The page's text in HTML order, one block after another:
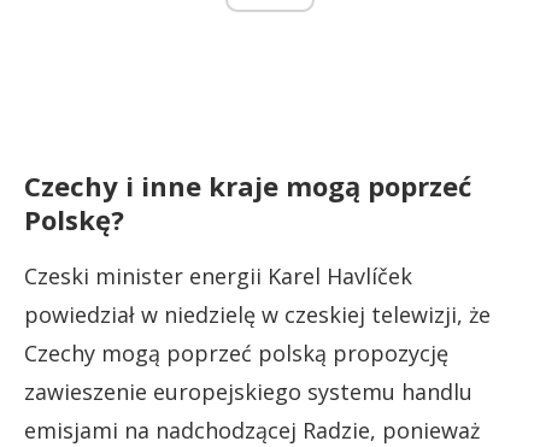
Czechy i inne kraje mogą poprzeć
Polskę?
Czeski minister energii Karel Havlíček
powiedział w niedzielę w czeskiej telewizji, że
Czechy mogą poprzeć polską propozycję
zawieszenie europejskiego systemu handlu
emisjami na nadchodzącej Radzie, ponieważ